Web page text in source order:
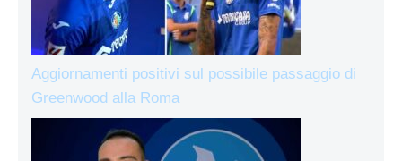
Aggiornamenti positivi sul possibile passaggio di
Greenwood alla Roma